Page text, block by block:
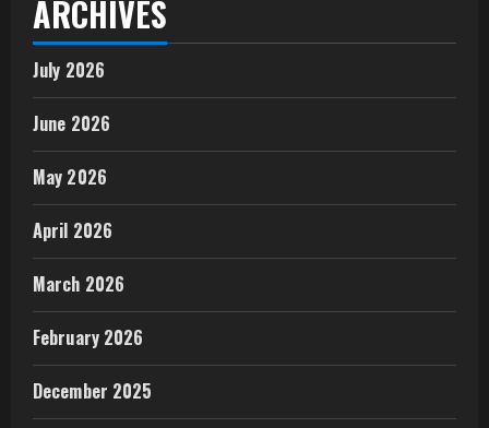
ARCHIVES
July 2026
June 2026
May 2026
April 2026
March 2026
February 2026
December 2025